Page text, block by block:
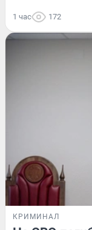
1 час 172
КРИМИНАЛ